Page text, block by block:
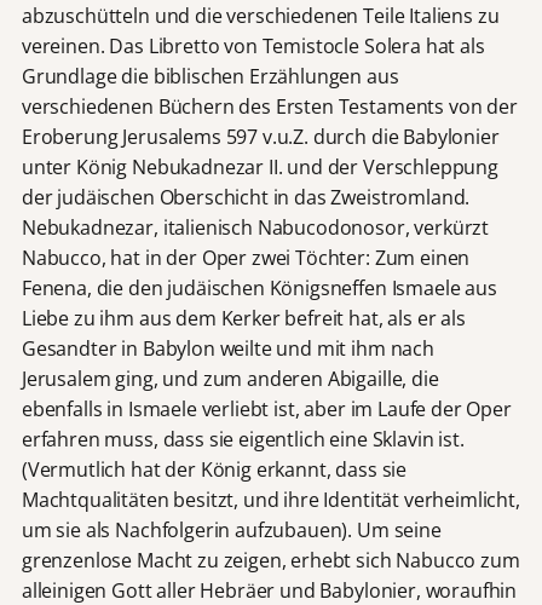
abzuschütteln und die verschiedenen Teile Italiens zu
vereinen. Das Libretto von Temistocle Solera hat als
Grundlage die biblischen Erzählungen aus
verschiedenen Büchern des Ersten Testaments von der
Eroberung Jerusalems 597 v.u.Z. durch die Babylonier
unter König Nebukadnezar II. und der Verschleppung
der judäischen Oberschicht in das Zweistromland.
Nebukadnezar, italienisch Nabucodonosor, verkürzt
Nabucco, hat in der Oper zwei Töchter: Zum einen
Fenena, die den judäischen Königsneffen Ismaele aus
Liebe zu ihm aus dem Kerker befreit hat, als er als
Gesandter in Babylon weilte und mit ihm nach
Jerusalem ging, und zum anderen Abigaille, die
ebenfalls in Ismaele verliebt ist, aber im Laufe der Oper
erfahren muss, dass sie eigentlich eine Sklavin ist.
(Vermutlich hat der König erkannt, dass sie
Machtqualitäten besitzt, und ihre Identität verheimlicht,
um sie als Nachfolgerin aufzubauen). Um seine
grenzenlose Macht zu zeigen, erhebt sich Nabucco zum
alleinigen Gott aller Hebräer und Babylonier, woraufhin